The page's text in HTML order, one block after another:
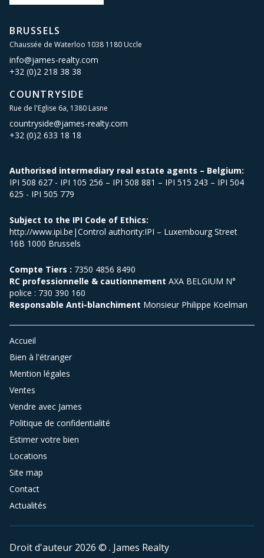
BRUSSELS
Chaussée de Waterloo 1038 1180 Uccle
info@james-realty.com
+32 (0)2 218 38 38
COUNTRYSIDE
Rue de l'Eglise 6a, 1380 Lasne
countryside@james-realty.com
+32 (0)2 633 18 18
Authorised intermediary real estate agents – Belgium:
IPI 508 627 - IPI 105 256 – IPI 508 881 – IPI 515 243 – IPI 504
625 - IPI 505 779
Subject to the IPI Code of Ethics:
http://www.ipi.be|Control authority:IPI – Luxembourg Street
16B 1000 Brussels
Compte Tiers : 7350 4856 8490
RC professionnelle & cautionnement AXA BELGIUM N°
police : 730 390 160
Responsable Anti-blanchiment Monsieur Philippe Koelman
Accueil
Bien à l'étranger
Mention légales
Ventes
Vendre avec James
Politique de confidentialité
Estimer votre bien
Locations
Site map
Contact
Actualités
Droit d'auteur 2026 © . James Realty